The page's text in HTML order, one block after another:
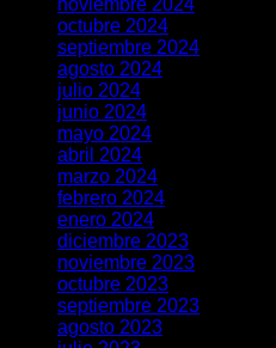
octubre 2024
septiembre 2024
agosto 2024
julio 2024
junio 2024
mayo 2024
abril 2024
marzo 2024
febrero 2024
enero 2024
diciembre 2023
noviembre 2023
octubre 2023
septiembre 2023
agosto 2023